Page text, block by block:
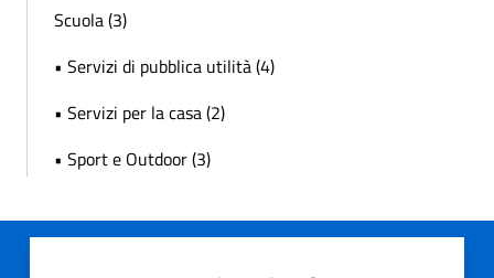
Scuola (3)
• Servizi di pubblica utilità (4)
• Servizi per la casa (2)
• Sport e Outdoor (3)